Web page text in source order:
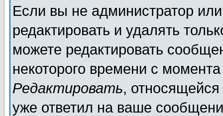
Если вы не администратор
редактировать и удалять
можете редактировать
некоторого времени с
Редактировать,
уже ответил на ваше